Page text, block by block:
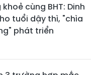
khoẻ cùng BHT: Dinh
tuổi dậy thì, "chìa
phát triển